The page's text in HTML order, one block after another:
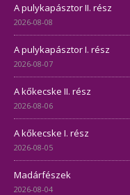
A pulykapásztor II. rész
2026-08-08
A pulykapásztor I. rész
2026-08-07
A kőkecske II. rész
2026-08-06
A kőkecske I. rész
2026-08-05
Madárfészek
2026-08-04